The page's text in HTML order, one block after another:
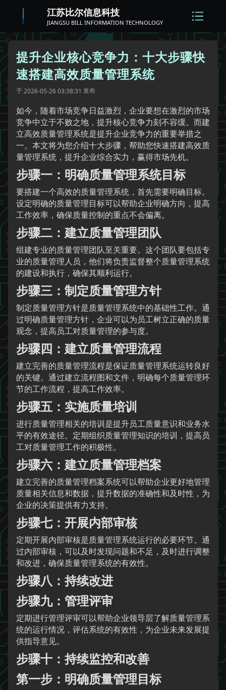
江苏比尔信息科技
JIANGSU BILL INFORMATION TECHNOLOGY
提升企业核心竞争力：十大步骤快
速搭建高效质量管理系统
于2026-05-26 03:38:31 发布
如今，随着市场竞争日益激烈，企业要想在激烈的市场
竞争中立于不败之地，提升核心竞争力刻不容缓。而建
立高效质量管理系统是提升企业竞争力的重要举措之
一。本文将为您介绍十大步骤，帮助您快速搭建高效质
量管理系统，提升企业综合实力，赢得市场先机。
步骤一：明确质量管理系统目标
要搭建一个高效的质量管理系统，首先需要明确目标。
设定明确的质量管理目标可以帮助企业明确方向，提高
工作效率，确保质量控制的重点不会偏离。
步骤二：建立质量管理团队
组建专业的质量管理团队至关重要。这个团队要包括专
业的质量管理人员，他们将负责监督整个质量管理系统
的建设和执行，确保其顺利运行。
步骤三：制定质量管理方针
制定质量管理方针是质量管理系统中的基础性工作。通
过明确质量管理方针，企业可以为员工树立正确的质量
观念，提高员工对质量管理的参与度。
步骤四：建立质量管理流程
建立完善的质量管理流程是保证质量管理系统运转良好
的关键。通过建立流程图和文件，明确每个质量管理环
节的工作流程，提高工作效率。
步骤五：实施质量培训
进行质量管理相关的培训是提升员工质量意识和业务水
平的有效途径。定期组织质量管理知识的培训，提高员
工对质量管理工作的积极性。
步骤六：建立质量管理档案
建立完善的质量管理档案系统可以帮助企业更好地管理
质量相关信息和数据，提升数据的准确性和及时性，为
企业的决策提供有力支持。
步骤七：开展内部审核
定期开展内部审核是质量管理系统运行的必要环节。通
过内部审核，可以及时发现问题和不足，及时进行调整
和改进，确保质量管理系统的有效性。
步骤八：持续改进
步骤九：管理评审
定期进行管理评审可以帮助企业领导层了解质量管理系
统的运行情况，评估系统的有效性，为企业未来发展提
供指导意见。
步骤十：持续监控和改善
第一步：明确质量管理目标